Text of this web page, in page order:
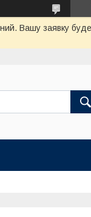
Вашу заявку